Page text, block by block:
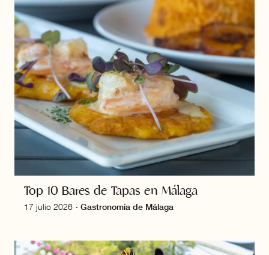
Top 10 Bares de Tapas en Málaga
17 julio 2026 · Gastronomía de Málaga